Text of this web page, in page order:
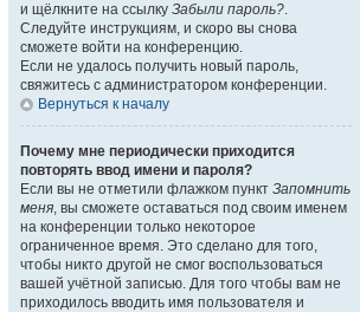
и щёлкните на ссылку Забыли пароль?.
Следуйте инструкциям, и скоро вы снова
сможете войти на конференцию.
Если не удалось получить новый пароль,
свяжитесь с администратором конференции.
Вернуться к началу
Почему мне периодически приходится
повторять ввод имени и пароля?
Если вы не отметили флажком пункт Запомнить
меня, вы сможете оставаться под своим именем
на конференции только некоторое
ограниченное время. Это сделано для того,
чтобы никто другой не смог воспользоваться
вашей учётной записью. Для того чтобы вам не
приходилось вводить имя пользователя и